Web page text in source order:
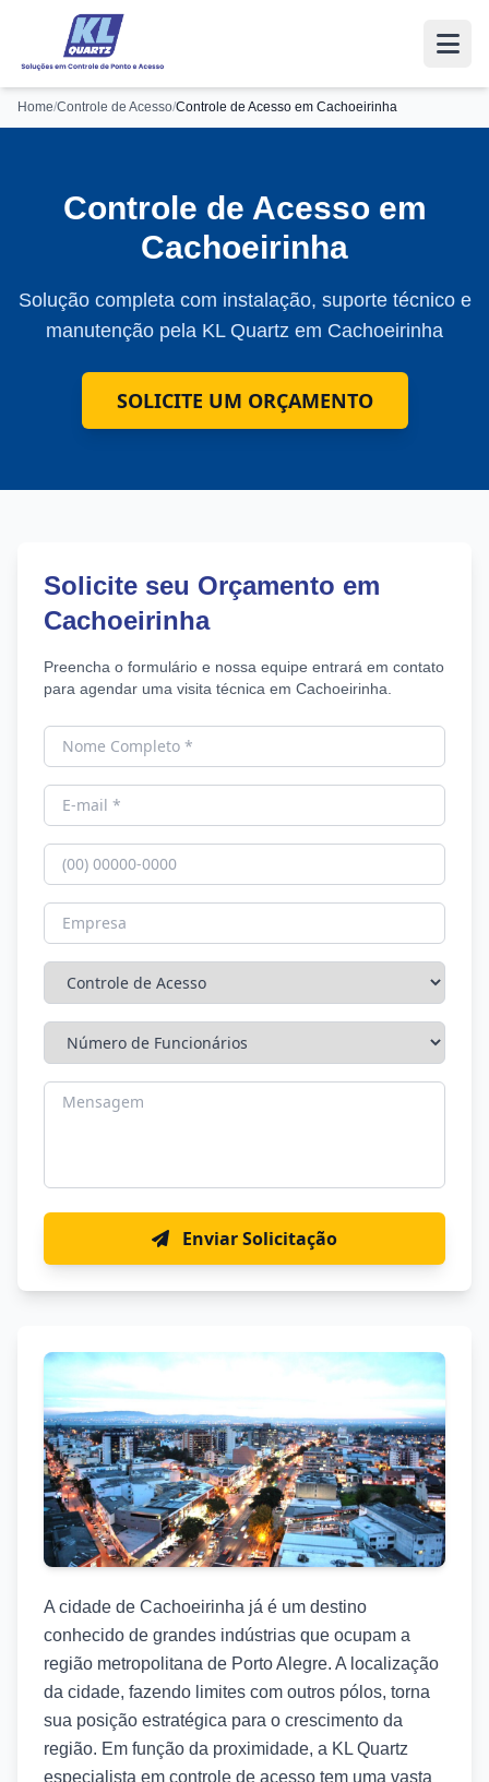
Home/Controle de Acesso/Controle de Acesso em Cachoeirinha
Controle de Acesso em
Cachoeirinha
Solução completa com instalação, suporte técnico e
manutenção pela KL Quartz em Cachoeirinha
SOLICITE UM ORÇAMENTO
Solicite seu Orçamento em
Cachoeirinha
Preencha o formulário e nossa equipe entrará em contato
para agendar uma visita técnica em Cachoeirinha.
Enviar Solicitação
A cidade de Cachoeirinha já é um destino
conhecido de grandes indústrias que ocupam a
região metropolitana de Porto Alegre. A localização
da cidade, fazendo limites com outros pólos, torna
sua posição estratégica para o crescimento da
região. Em função da proximidade, a KL Quartz
especialista em controle de acesso tem uma vasta